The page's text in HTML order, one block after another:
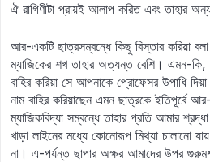
ঐ রাগিণীটা প্রায়ই আলাপ করিত এবং তাহার
আর-একটি ছাত্রসম্বন্ধে কিছু বিস্তার করিয়া
ম্যাজিকের শখ তাহার অত্যন্ত বেশি। এমন-কি,
বাহির করিয়া সে আপনাকে প্রোফেসর উপাধি
নাম বাহির করিয়াছেন এমন ছাত্রকে
ম্যাজিকবিদ্যা সম্বন্ধে তাহার প্রতি আমার
খাড়া লাইনের মধ্যে কোনোরূপ মিথ্যা চালানো
না। এ-পর্যন্ত ছাপার অক্ষর আমাদের উপর